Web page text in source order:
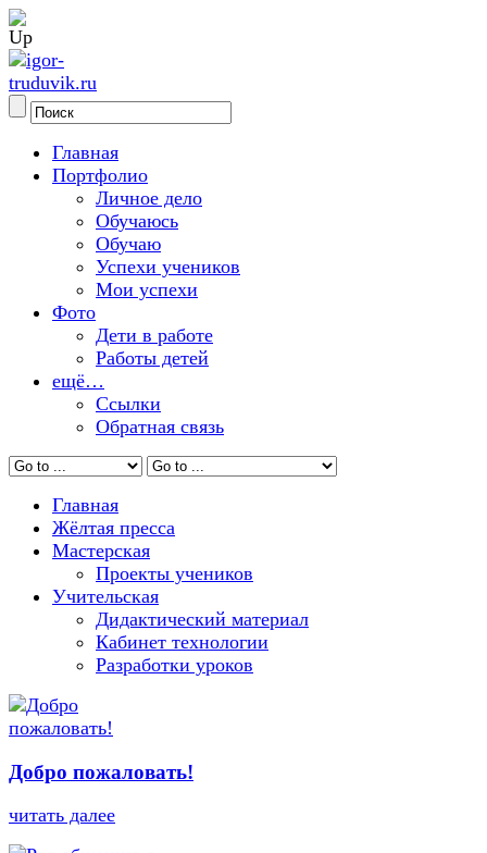
Главная
Портфолио
Личное дело
Обучаюсь
Обучаю
Успехи учеников
Мои успехи
Фото
Дети в работе
Работы детей
ещё…
Ссылки
Обратная связь
Главная
Жёлтая пресса
Мастерская
Проекты учеников
Учительская
Дидактический материал
Кабинет технологии
Разработки уроков
Добро пожаловать!
читать далее